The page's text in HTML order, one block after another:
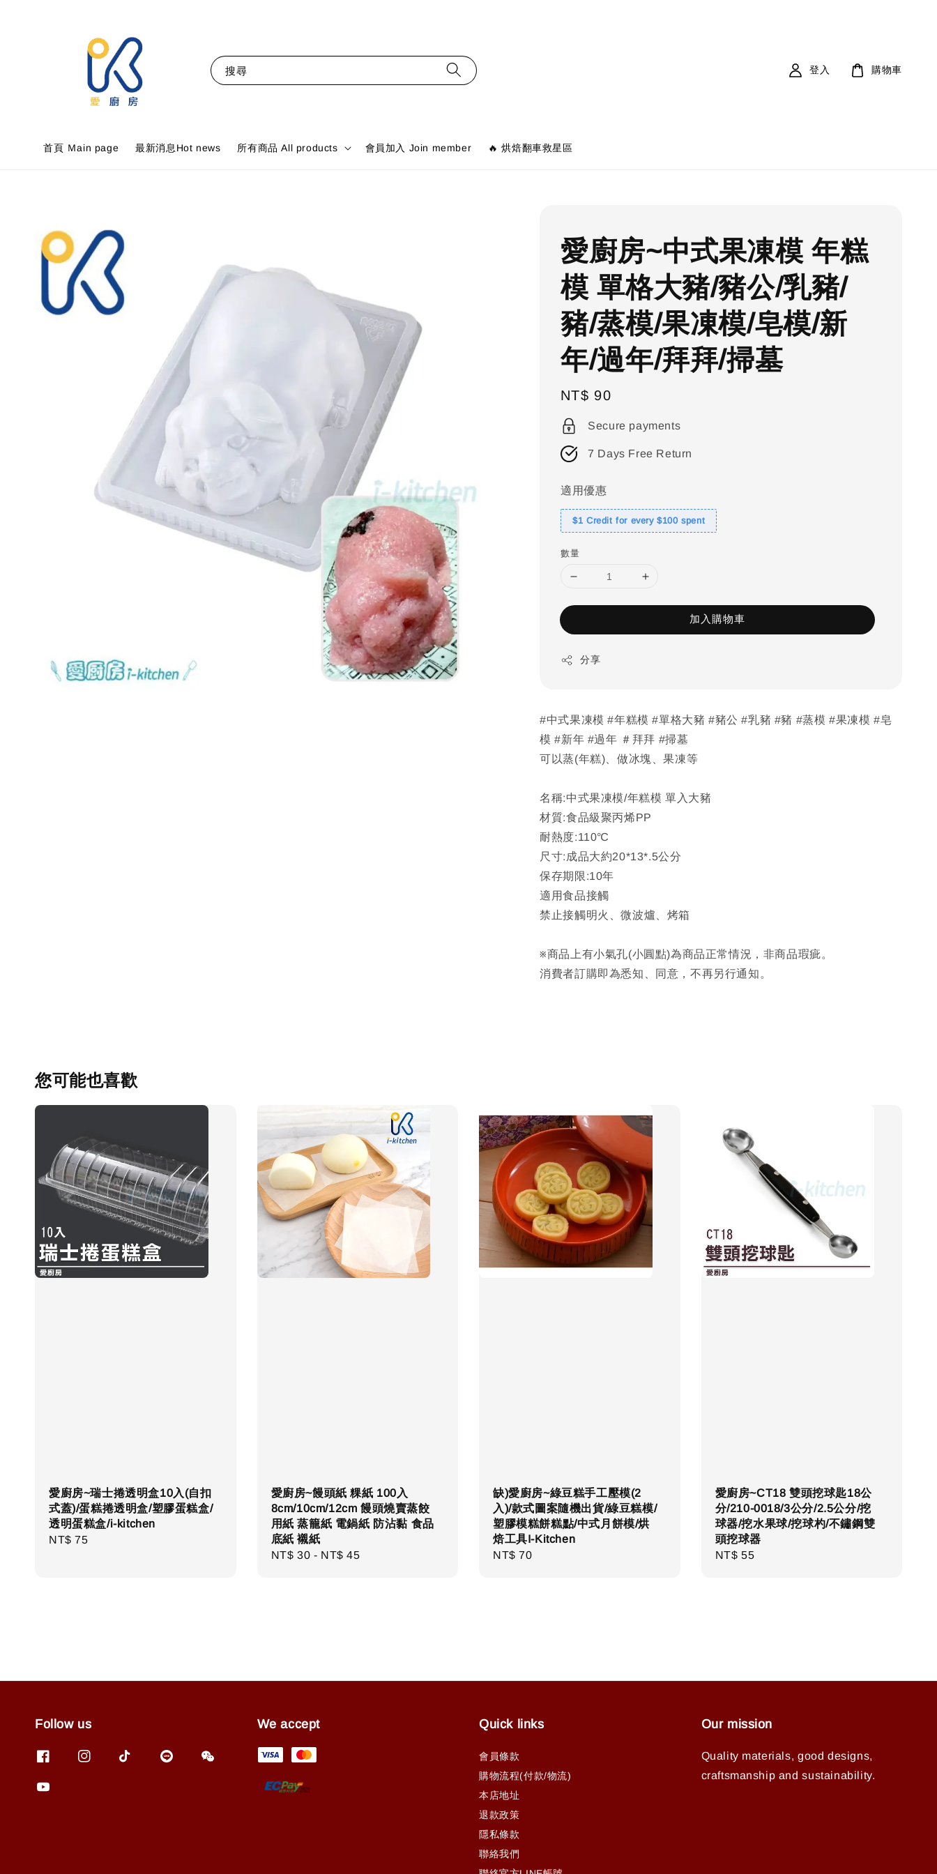
搜尋
首頁 Ｍain page 最新消息Hot news 所有商品 All products 會員加入 Join member 🔥 烘焙翻車救星區
登入 購物車
愛廚房~中式果凍模 年糕
模 單格大豬/豬公/乳豬/
豬/蒸模/果凍模/皂模/新
年/過年/拜拜/掃墓
Regular
price
NT$ 90
Secure payments
7 Days Free Return
適用優惠
$1 Credit for every $100 spent
數量
加入購物車
分享
#中式果凍模 #年糕模 #單格大豬 #豬公 #乳豬 #豬 #蒸模 #果凍模 #皂
模 #新年 #過年 ＃拜拜 #掃墓
可以蒸(年糕)、做冰塊、果凍等
名稱:中式果凍模/年糕模 單入大豬
材質:食品級聚丙烯PP
耐熱度:110℃
尺寸:成品大約20*13*.5公分
保存期限:10年
適用食品接觸
禁止接觸明火、微波爐、烤箱
※商品上有小氣孔(小圓點)為商品正常情況，非商品瑕疵。
消費者訂購即為悉知、同意，不再另行通知。
您可能也喜歡
愛廚房~瑞士捲透明盒10入(自扣
式蓋)/蛋糕捲透明盒/塑膠蛋糕盒/
透明蛋糕盒/i-kitchen
Regular
NT$ 75
愛廚房~饅頭紙 粿紙 100入
8cm/10cm/12cm 饅頭燒賣蒸餃
用紙 蒸籠紙 電鍋紙 防沾黏 食品
底紙 襯紙
Regular
NT$ 30 - NT$ 45
缺)愛廚房~綠豆糕手工壓模(2
入)/款式圖案隨機出貨/綠豆糕模/
塑膠模糕餅糕點/中式月餅模/烘
焙工具I-Kitchen
Regular
NT$ 70
愛廚房~CT18 雙頭挖球匙18公
分/210-0018/3公分/2.5公分/挖
球器/挖水果球/挖球杓/不鏽鋼雙
頭挖球器
Regular
NT$ 55
Follow us We accept Quick links
會員條款
購物流程(付款/物流)
本店地址
退款政策
隱私條款
聯絡我們
Our mission
Quality materials, good designs,
craftsmanship and sustainability.